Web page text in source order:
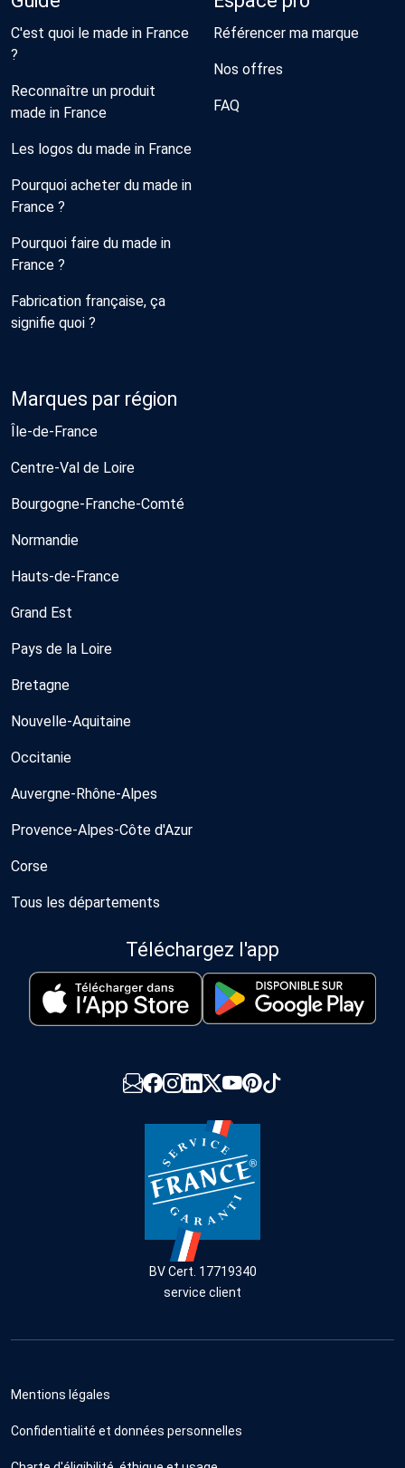
C'est quoi le made in France
?
Reconnaître un produit
made in France
Les logos du made in France
Pourquoi acheter du made in
France ?
Pourquoi faire du made in
France ?
Fabrication française, ça
signifie quoi ?
Référencer ma marque
Nos offres
FAQ
Marques par région
Île-de-France
Centre-Val de Loire
Bourgogne-Franche-Comté
Normandie
Hauts-de-France
Grand Est
Pays de la Loire
Bretagne
Nouvelle-Aquitaine
Occitanie
Auvergne-Rhône-Alpes
Provence-Alpes-Côte d'Azur
Corse
Tous les départements
Téléchargez l'app
BV Cert. 17719340
service client
Mentions légales
Confidentialité et données personnelles